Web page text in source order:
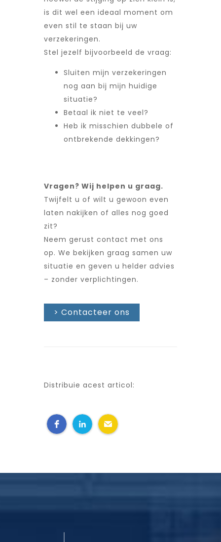
is dit wel een ideaal moment om
even stil te staan bij uw
verzekeringen.
Stel jezelf bijvoorbeeld de vraag:
Sluiten mijn verzekeringen
nog aan bij mijn huidige
situatie?
Betaal ik niet te veel?
Heb ik misschien dubbele of
ontbrekende dekkingen?
Vragen? Wij helpen u graag.
Twijfelt u of wilt u gewoon even
laten nakijken of alles nog goed
zit?
Neem gerust contact met ons
op. We bekijken graag samen uw
situatie en geven u helder advies
– zonder verplichtingen.
> Contacteer ons
Distribuie acest articol: